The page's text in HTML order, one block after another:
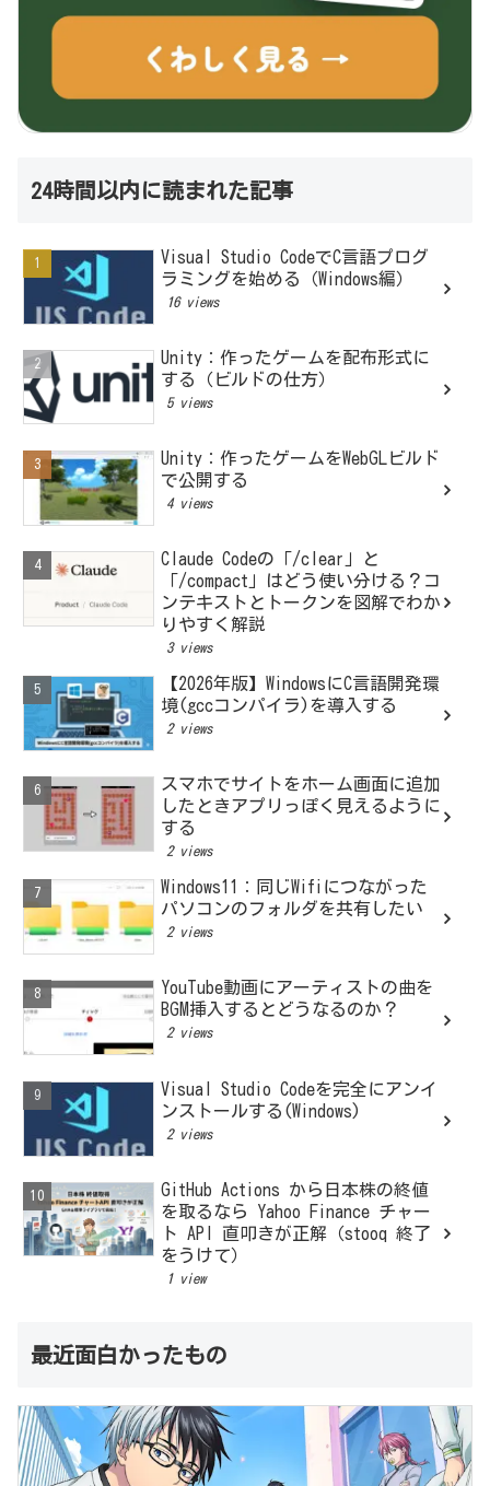
24時間以内に読まれた記事
Visual Studio CodeでC言語プログ
ラミングを始める（Windows編）
16 views
Unity：作ったゲームを配布形式に
する（ビルドの仕方）
5 views
Unity：作ったゲームをWebGLビルド
で公開する
4 views
Claude Codeの「/clear」と
「/compact」はどう使い分ける？コ
ンテキストとトークンを図解でわか
りやすく解説
3 views
【2026年版】WindowsにC言語開発環
境(gccコンパイラ)を導入する
2 views
スマホでサイトをホーム画面に追加
したときアプリっぽく見えるように
する
2 views
Windows11：同じWifiにつながった
パソコンのフォルダを共有したい
2 views
YouTube動画にアーティストの曲を
BGM挿入するとどうなるのか？
2 views
Visual Studio Codeを完全にアンイ
ンストールする(Windows)
2 views
GitHub Actions から日本株の終値
を取るなら Yahoo Finance チャー
ト API 直叩きが正解（stooq 終了
をうけて）
1 view
最近面白かったもの